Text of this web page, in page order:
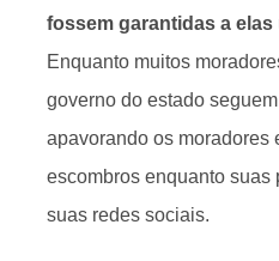
fossem garantidas a
Enquanto muitos
governo do estado
apavorando os moradores
escombros enquanto suas
suas redes sociais.